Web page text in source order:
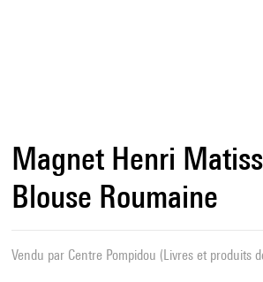
Magnet Henri
Blouse Roumaine
Vendu par Centre Pompidou (Livres et produits